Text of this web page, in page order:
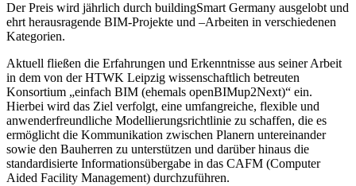
Der Preis wird jährlich durch buildingSmart Germany ausgelobt und
ehrt herausragende BIM-Projekte und –Arbeiten in verschiedenen
Kategorien.
Aktuell fließen die Erfahrungen und Erkenntnisse aus seiner Arbeit
in dem von der HTWK Leipzig wissenschaftlich betreuten
Konsortium „einfach BIM (ehemals openBIMup2Next)“ ein.
Hierbei wird das Ziel verfolgt, eine umfangreiche, flexible und
anwenderfreundliche Modellierungsrichtlinie zu schaffen, die es
ermöglicht die Kommunikation zwischen Planern untereinander
sowie den Bauherren zu unterstützen und darüber hinaus die
standardisierte Informationsübergabe in das CAFM (Computer
Aided Facility Management) durchzuführen.